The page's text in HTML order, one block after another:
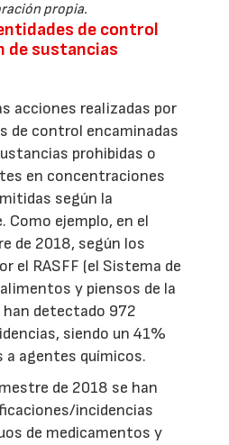
propia.
de control
de sustancias
acciones realizadas por
de control encaminadas
prohibidas o
en concentraciones
según la
Como ejemplo, en el
de 2018, según los
el RASFF (el Sistema de
y piensos de la
han detectado 972
siendo un 41%
a agentes químicos.
de 2018 se han
incidencias
de medicamentos y